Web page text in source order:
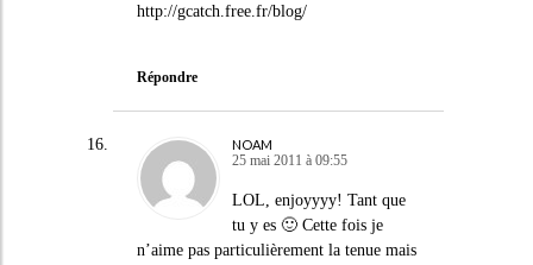
http://gcatch.free.fr/blog/
Répondre
NOAM
25 mai 2011 à 09:55
LOL, enjoyyyy! Tant que
tu y es 🙂 Cette fois je
n’aime pas particulièrement la tenue mais